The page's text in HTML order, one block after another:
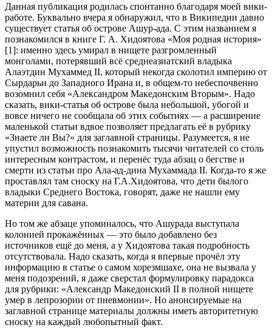
Данная публикация родилась спонтанно благодаря моей вики-
работе. Буквально вчера я обнаружил, что в Википедии давно
существует статья об острове Ашур-ада. С этим названием я
познакомился в книге Г. А. Хидоятова «Моя родная история»
[1]: именно здесь умирал в нищете разгромленный
монголами, потерявший всё среднеазиатский владыка
Алаэтдин Мухаммед II, который некогда сколотил империю от
Сырдарьи до Западного Ирана и, в общем-то небеспочвенно
возомнил себя «Александром Македонским Вторым». Надо
сказать, вики-статья об острове была небольшой, убогой и
вовсе ничего не сообщала об этих событиях — а расширение
маленькой статьи вдвое позволяет предлагать её в рубрику
«Знаете ли Вы?» для заглавной страницы. Разумеется, я не
упустил возможность познакомить тысячи читателей со столь
интересным контрастом, и перенёс туда абзац о бегстве и
смерти из статьи про Ала-ад-дина Мухаммада II. Когда-то я же
проставлял там сноску на Г.А.Хидоятова, что дети былого
владыки Среднего Востока, говорят, даже не нашли ему
материи для савана.
Но том же абзаце упоминалось, что Ашурада выступала
колонией прокажённых — это было добавлено без
источников ещё до меня, а у Хидоятова такая подробность
отсутствовала. Надо сказать, когда я впервые прочёл эту
информацию в статье о самом хорезмшахе, она не вызвала у
меня подозрений, я даже сверстал формулировку парадокса
для рубрики: «Александр Македонский II в полной нищете
умер в лепрозории от пневмонии». Но анонсируемые на
заглавной странице материалы должны иметь авторитетную
сноску на каждый любопытный факт.